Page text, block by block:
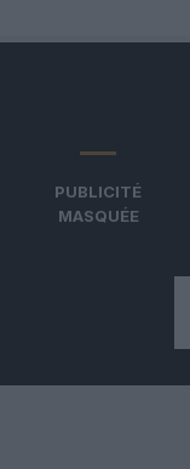
PUBLICITÉ
MASQUÉE